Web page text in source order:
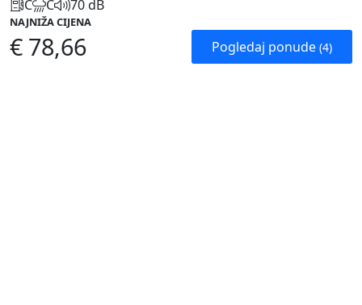
C C 70 dB
NAJNIŽA CIJENA
€ 78,66 Pogledaj ponude (4)